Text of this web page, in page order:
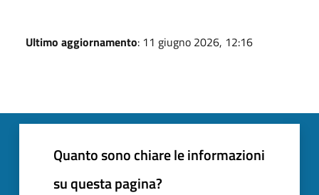
Ultimo aggiornamento: 11 giugno 2026, 12:16
Quanto sono chiare le informazioni
su questa pagina?